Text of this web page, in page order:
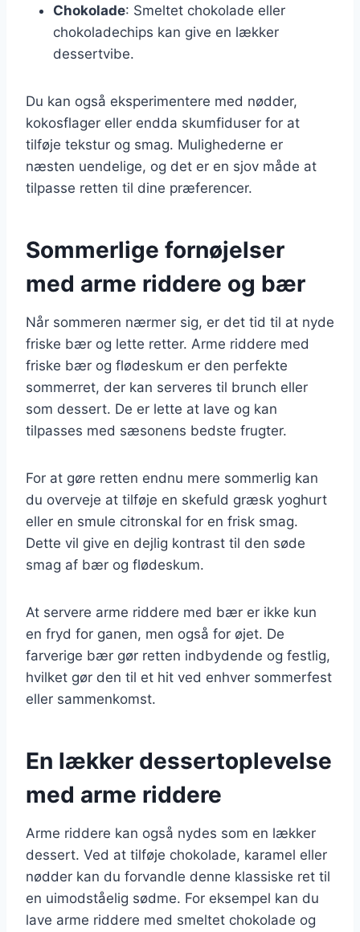
Chokolade: Smeltet chokolade eller
chokoladechips kan give en lækker
dessertvibe.
Du kan også eksperimentere med nødder,
kokosflager eller endda skumfiduser for at
tilføje tekstur og smag. Mulighederne er
næsten uendelige, og det er en sjov måde at
tilpasse retten til dine præferencer.
Sommerlige fornøjelser
med arme riddere og bær
Når sommeren nærmer sig, er det tid til at nyde
friske bær og lette retter. Arme riddere med
friske bær og flødeskum er den perfekte
sommerret, der kan serveres til brunch eller
som dessert. De er lette at lave og kan
tilpasses med sæsonens bedste frugter.
For at gøre retten endnu mere sommerlig kan
du overveje at tilføje en skefuld græsk yoghurt
eller en smule citronskal for en frisk smag.
Dette vil give en dejlig kontrast til den søde
smag af bær og flødeskum.
At servere arme riddere med bær er ikke kun
en fryd for ganen, men også for øjet. De
farverige bær gør retten indbydende og festlig,
hvilket gør den til et hit ved enhver sommerfest
eller sammenkomst.
En lækker dessertoplevelse
med arme riddere
Arme riddere kan også nydes som en lækker
dessert. Ved at tilføje chokolade, karamel eller
nødder kan du forvandle denne klassiske ret til
en uimodståelig sødme. For eksempel kan du
lave arme riddere med smeltet chokolade og